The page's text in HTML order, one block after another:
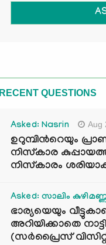
RECENT QUESTIONS
Asked: Nasrin Aug
ഉറുമ്പിന്‍റെയും
നിസ്കാര
നിസ്കാരം
Asked: സാലിം
ഭാര്യയെയും
അറിയിക്കാതെ
(സർപ്രൈസ്